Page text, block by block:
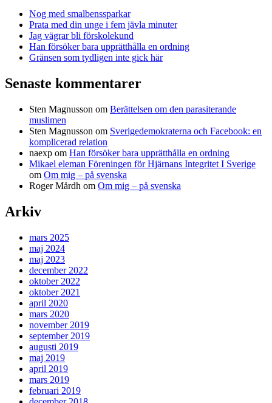
Nog med smalbenssparkar
Prata med din unge i fem jävla minuter
Jag vägrar bli förskolekund
Han försöker bara upprätthålla en ordning
Gränsen som tydligen inte gick här
Senaste kommentarer
Sten Magnusson om Berättelsen om den parasiterande
muslimen
Sten Magnusson om Sverigedemokraterna och Facebook: en
komplicerad relation
naexp om Han försöker bara upprätthålla en ordning
Mikael eleman Föreningen för Hjärnans Integritet I Sverige
om Om mig – på svenska
Roger Mårdh om Om mig – på svenska
Arkiv
mars 2025
maj 2024
maj 2023
december 2022
oktober 2022
oktober 2021
april 2020
mars 2020
november 2019
september 2019
augusti 2019
maj 2019
april 2019
mars 2019
februari 2019